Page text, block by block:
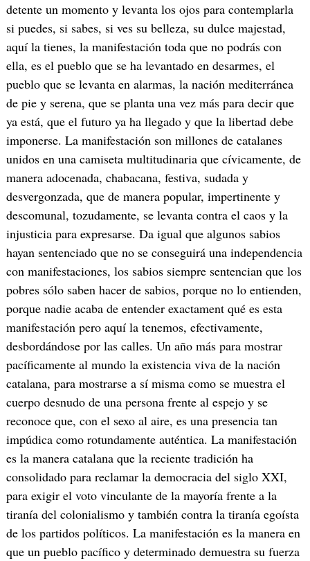
detente un momento y levanta los ojos para contemplarla
si puedes, si sabes, si ves su belleza, su dulce majestad,
aquí la tienes, la manifestación toda que no podrás con
ella, es el pueblo que se ha levantado en desarmes, el
pueblo que se levanta en alarmas, la nación mediterránea
de pie y serena, que se planta una vez más para decir que
ya está, que el futuro ya ha llegado y que la libertad debe
imponerse. La manifestación son millones de catalanes
unidos en una camiseta multitudinaria que cívicamente, de
manera adocenada, chabacana, festiva, sudada y
desvergonzada, que de manera popular, impertinente y
descomunal, tozudamente, se levanta contra el caos y la
injusticia para expresarse. Da igual que algunos sabios
hayan sentenciado que no se conseguirá una independencia
con manifestaciones, los sabios siempre sentencian que los
pobres sólo saben hacer de sabios, porque no lo entienden,
porque nadie acaba de entender exactament qué es esta
manifestación pero aquí la tenemos, efectivamente,
desbordándose por las calles. Un año más para mostrar
pacíficamente al mundo la existencia viva de la nación
catalana, para mostrarse a sí misma como se muestra el
cuerpo desnudo de una persona frente al espejo y se
reconoce que, con el sexo al aire, es una presencia tan
impúdica como rotundamente auténtica. La manifestación
es la manera catalana que la reciente tradición ha
consolidado para reclamar la democracia del siglo XXI,
para exigir el voto vinculante de la mayoría frente a la
tiranía del colonialismo y también contra la tiranía egoísta
de los partidos políticos. La manifestación es la manera en
que un pueblo pacífico y determinado demuestra su fuerza